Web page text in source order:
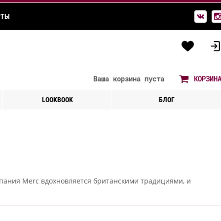
Ваша корзина пуста КОРЗИНА
LOOKBOOK БЛОГ
Merc вдохновляется британскими традициями, и